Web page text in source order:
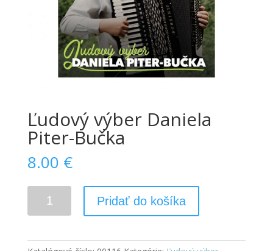
Ľudový výber Daniela
Piter-Bučka
8.00 €
Pridať do košíka